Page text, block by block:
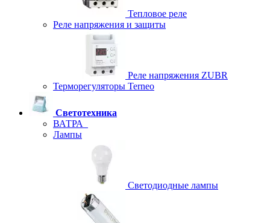
Тепловое реле
Реле напряжения и защиты
Реле напряжения ZUBR
Терморегуляторы Terneo
Светотехника
ВАТРА
Лампы
Светодиодные лампы